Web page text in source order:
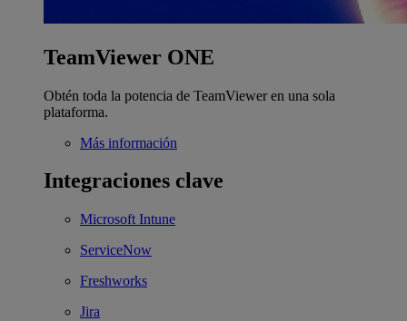
TeamViewer ONE
Obtén toda la potencia de TeamViewer en una sola
plataforma.
Más información
Integraciones clave
Microsoft Intune
ServiceNow
Freshworks
Jira